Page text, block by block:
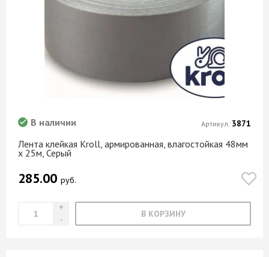
Лента клейкая Kroll, армированная, влагостойкая 48мм
х 25м, Серый
В наличии
285.00 руб.
В КОРЗИНУ
Артикул: 3871